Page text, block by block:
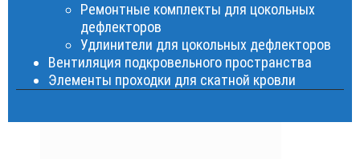
Ремонтные комплекты для цокольных
дефлекторов
Удлинители для цокольных дефлекторов
Вентиляция подкровельного пространства
Элементы проходки для скатной кровли